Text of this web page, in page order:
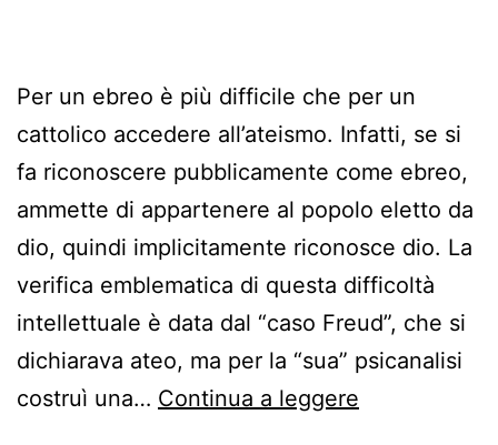
Per un ebreo è più difficile che per un
cattolico accedere all’ateismo. Infatti, se si
fa riconoscere pubblicamente come ebreo,
ammette di appartenere al popolo eletto da
dio, quindi implicitamente riconosce dio. La
verifica emblematica di questa difficoltà
intellettuale è data dal “caso Freud”, che si
dichiarava ateo, ma per la “sua” psicanalisi
costruì una… Continua a leggere